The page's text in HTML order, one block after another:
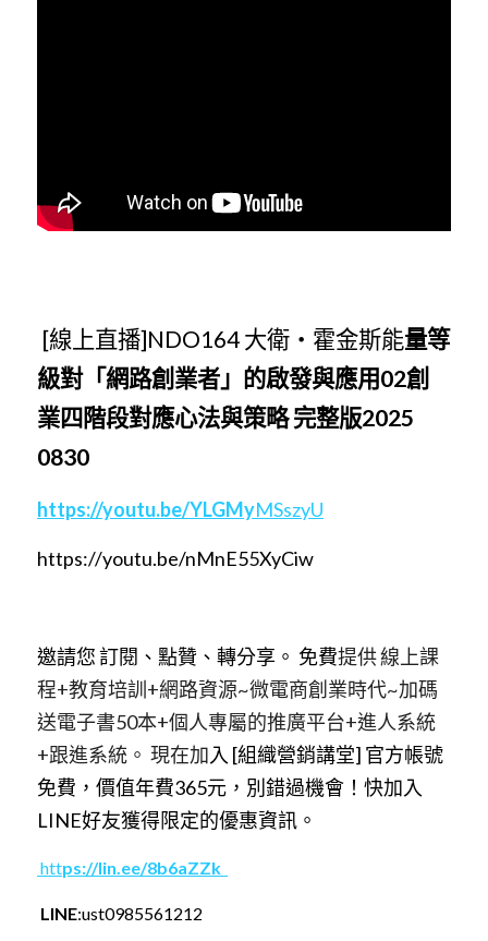
[線上直播]NDO164 大衛・霍金斯能量等
級對「網路創業者」的啟發與應用02創
業四階段對應心法與策略 完整版2025
0830
https://youtu.be/YLGMyMSszyU
https://youtu.be/nMnE55XyCiw
邀請您 訂閱、點贊、轉分享。 免費提供 線上課
程+教育培訓+網路資源~微電商創業時代~加碼
送電子書50本+個人專屬的推廣平台+進人系統
+跟進系統。 現在加入 [組織營銷講堂] 官方帳號
免費，價值年費365元，別錯過機會！快加入
LINE好友獲得限定的優惠資訊。
https://lin.ee/8b6aZZk
LINE:ust0985561212